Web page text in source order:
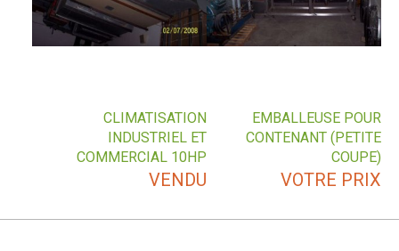
EMBALLEUSE POUR
CONTENANT (PETITE
COUPE)
VOTRE PRIX
CLIMATISATION
INDUSTRIEL ET
COMMERCIAL 10HP
VENDU